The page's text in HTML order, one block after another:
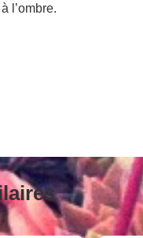
l’ombre.